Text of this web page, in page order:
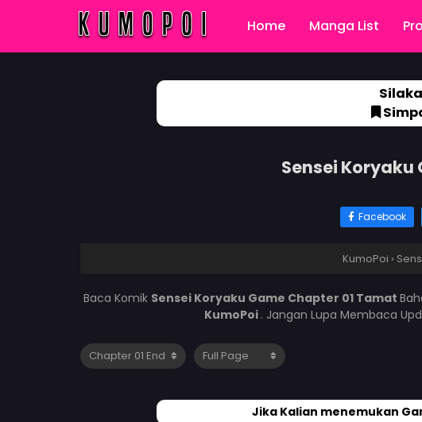
Home Manga List
Sensei
Facebook
KumoPoi ›
Baca Komik Sensei Koryaku Game Chapter 01 Tamat
KumoPoi . Jangan Lupa Membaca
Jika Kalian menemukan